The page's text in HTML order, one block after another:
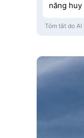
năng
Tóm tắt do AI